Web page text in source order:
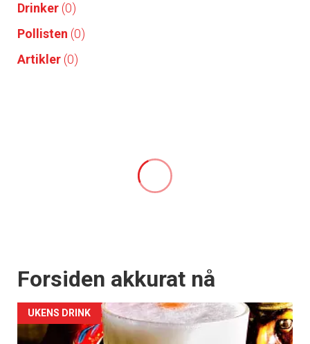
Drinker (0)
Pollisten (0)
Artikler (0)
Forsiden akkurat nå
UKENS DRINK